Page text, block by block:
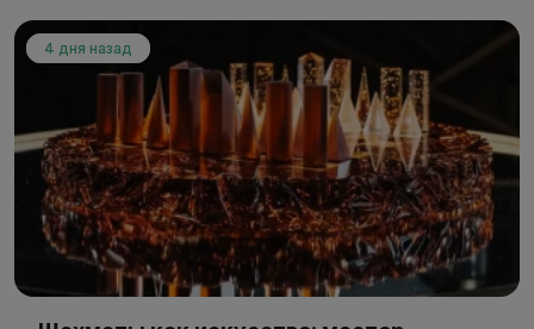
4 дня назад